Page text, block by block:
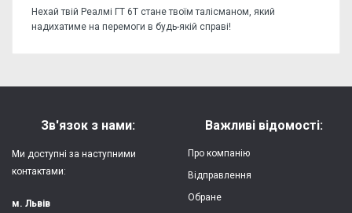
Нехай твій Реалмі ГТ 6Т стане твоїм талісманом, який
надихатиме на перемоги в будь-якій справі!
Захист:
від ударів,
Якість:
яскрава, чітка
Напишіть відгук або думку
Зв'язок з нами:
Ми доступні за наступними
контактами:
м. Львів
Важливі відомості:
Про компанію
Відправлення
Обране